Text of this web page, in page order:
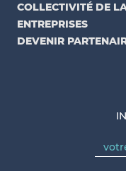
COLLECTIVITÉ DE
ENTREPRISES
DEVENIR